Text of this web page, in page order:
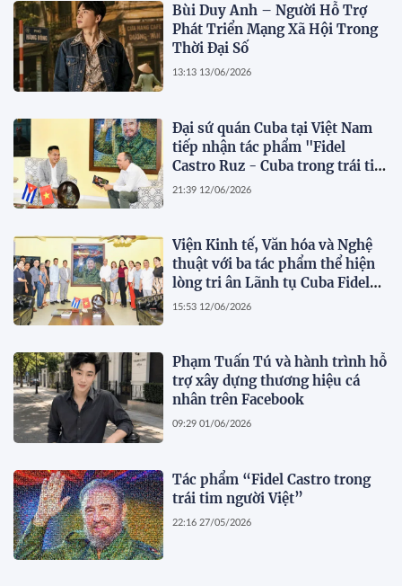
Bùi Duy Anh – Người Hỗ Trợ
Phát Triển Mạng Xã Hội Trong
Thời Đại Số
13:13 13/06/2026
Đại sứ quán Cuba tại Việt Nam
tiếp nhận tác phẩm "Fidel
Castro Ruz - Cuba trong trái tim
người Việt"
21:39 12/06/2026
Viện Kinh tế, Văn hóa và Nghệ
thuật với ba tác phẩm thể hiện
lòng tri ân Lãnh tụ Cuba Fidel
Castro Ruz
15:53 12/06/2026
Phạm Tuấn Tú và hành trình hỗ
trợ xây dựng thương hiệu cá
nhân trên Facebook
09:29 01/06/2026
Tác phẩm “Fidel Castro trong
trái tim người Việt”
22:16 27/05/2026